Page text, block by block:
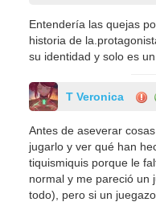
Entendería las quejas
historia de
su identidad y solo es
T Veronica
Antes de aseverar
jugarlo y ver qué han
tiquismiquis porque le
normal y me pareció un
todo), pero si un